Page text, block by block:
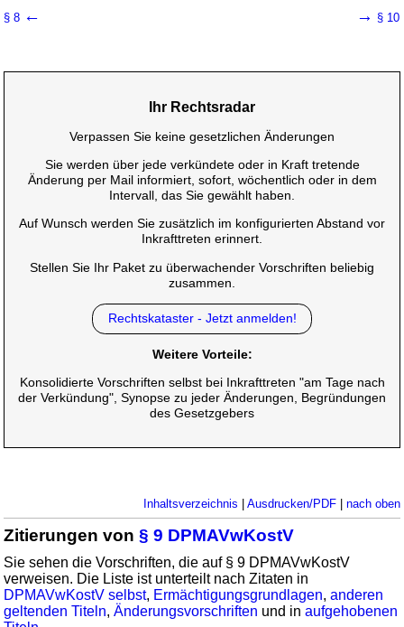
§ 8 ← → § 10
Ihr Rechtsradar
Verpassen Sie keine gesetzlichen Änderungen
Sie werden über jede verkündete oder in Kraft tretende
Änderung per Mail informiert, sofort, wöchentlich oder in dem
Intervall, das Sie gewählt haben.
Auf Wunsch werden Sie zusätzlich im konfigurierten Abstand vor
Inkrafttreten erinnert.
Stellen Sie Ihr Paket zu überwachender Vorschriften beliebig
zusammen.
Rechtskataster - Jetzt anmelden!
Weitere Vorteile:
Konsolidierte Vorschriften selbst bei Inkrafttreten "am Tage nach
der Verkündung", Synopse zu jeder Änderungen, Begründungen
des Gesetzgebers
Inhaltsverzeichnis Ausdrucken/PDF| nach oben
Zitierungen von§ 9 DPMAVwKostV
Sie sehen die Vorschriften, die auf § 9 DPMAVwKostV
verweisen. Die Liste ist unterteilt nach Zitaten in
DPMAVwKostV selbst, Ermächtigungsgrundlagen,anderen
geltenden Titeln,Änderungsvorschriften und inaufgehobenen